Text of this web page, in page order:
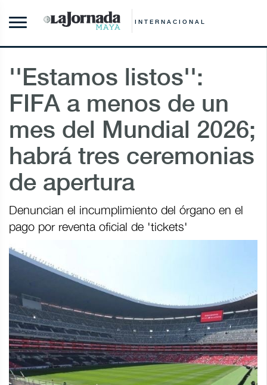
INTERNACIONAL
''Estamos listos'':
FIFA a menos de un
mes del Mundial 2026;
habrá tres ceremonias
de apertura
Denuncian el incumplimiento del órgano en el
pago por reventa oficial de 'tickets'